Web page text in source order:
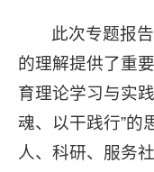
此次专题报
的理解提供了重
育理论学习与实
魂、以干践行”的
人、科研、服务